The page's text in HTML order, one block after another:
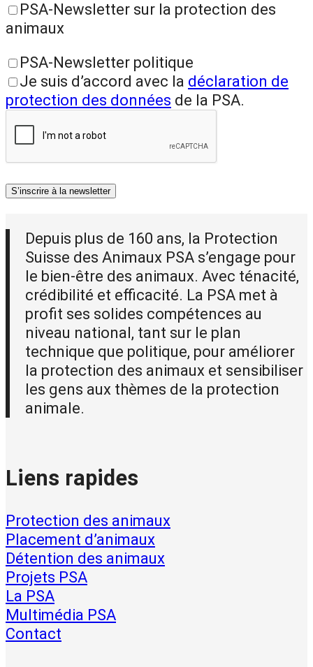
PSA-Newsletter sur la protection des
animaux
PSA-Newsletter politique
Je suis d’accord avec la déclaration de
protection des données de la PSA.
S’inscrire à la newsletter
Depuis plus de 160 ans, la Protection
Suisse des Animaux PSA s’engage pour
le bien-être des animaux. Avec ténacité,
crédibilité et efficacité. La PSA met à
profit ses solides compétences au
niveau national, tant sur le plan
technique que politique, pour améliorer
la protection des animaux et sensibiliser
les gens aux thèmes de la protection
animale.
Liens rapides
Protection des animaux
Placement d’animaux
Détention des animaux
Projets PSA
La PSA
Multimédia PSA
Contact